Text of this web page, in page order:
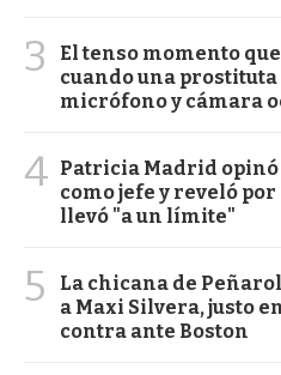
3
El tenso momento
cuando una
micrófono y cámara
4 Patricia Madrid
como jefe y reveló por
llevó "a un límite"
5
La chicana de
a Maxi Silvera, justo
contra ante Boston